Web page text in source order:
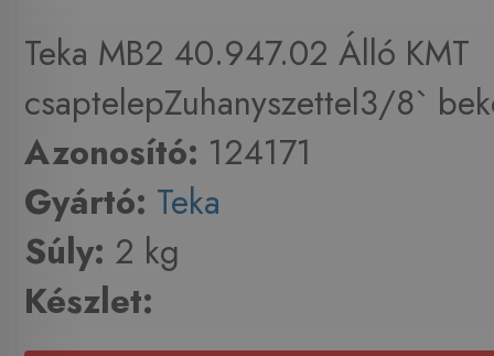
Teka MB2 40.947.02 Álló KMT
csaptelepZuhanyszettel3/8`
Azonosító: 124171
Gyártó: Teka
Súly: 2 kg
Készlet: